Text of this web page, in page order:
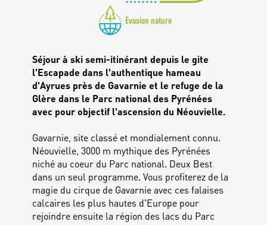
Evasion nature
Séjour à ski semi-itinérant depuis le gite
l'Escapade dans l'authentique hameau
d'Ayrues près de Gavarnie et le refuge de la
Glère dans le Parc national des Pyrénées
avec pour objectif l'ascension du Néouvielle.
Gavarnie, site classé et mondialement connu.
Néouvielle, 3000 m mythique des Pyrénées
niché au coeur du Parc national. Deux Best
dans un seul programme. Vous profiterez de la
magie du cirque de Gavarnie avec ces falaises
calcaires les plus hautes d'Europe pour
rejoindre ensuite la région des lacs du Parc